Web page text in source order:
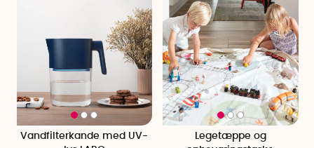
Vandfilterkande med UV-
Legetæppe og